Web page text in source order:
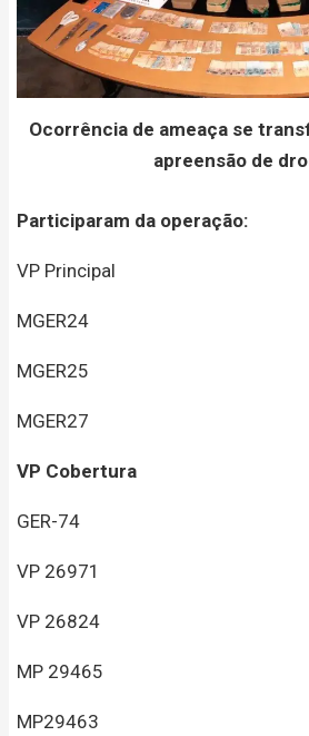
Ocorrência de ameaça se
apreensão de
Participaram da operação:
VP Principal
MGER24
MGER25
MGER27
VP Cobertura
GER-74
VP 26971
VP 26824
MP 29465
MP29463